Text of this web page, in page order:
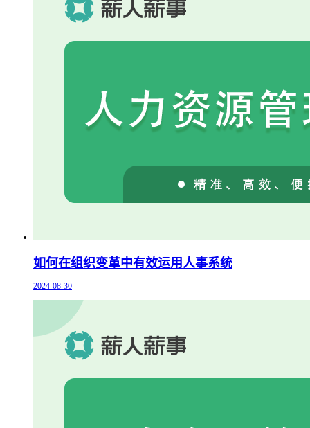
如何在组织变革中有效运用人事系统
2024-08-30